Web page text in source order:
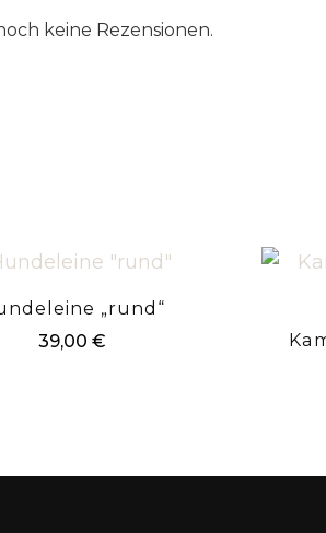
keine Rezensionen.
„rund“
39,00 €